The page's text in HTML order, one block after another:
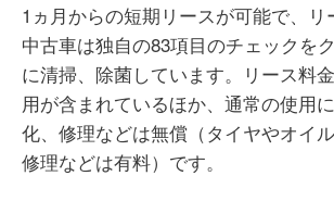
1ヵ月からの短期リースが可能で、リ
中古車は独自の83項目のチェックを
に清掃、除菌しています。リース料
用が含まれているほか、通常の使用
化、修理などは無償（タイヤやオイ
修理などは有料）です。